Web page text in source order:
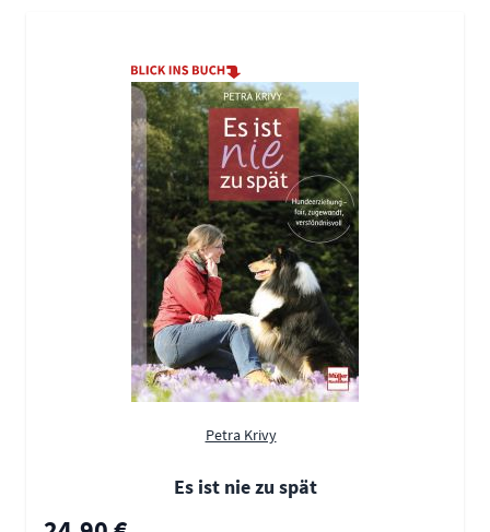
Petra Krivy
Es ist nie zu spät